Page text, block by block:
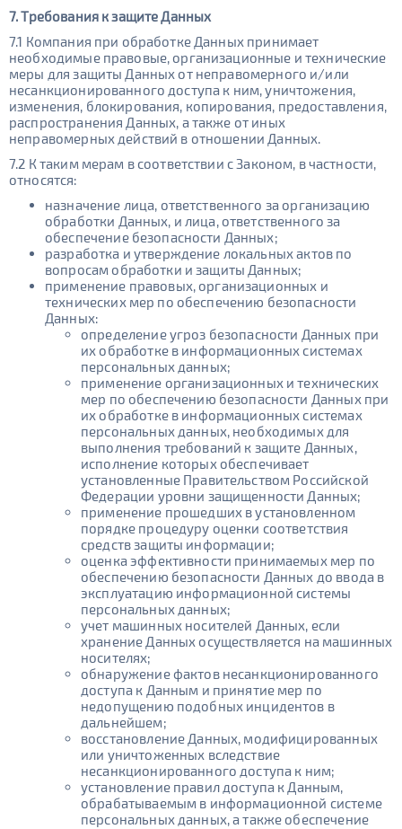
7. Требования к защите Данных
7.1 Компания при обработке Данных принимает
необходимые правовые, организационные и технические
меры для защиты Данных от неправомерного и/или
несанкционированного доступа к ним, уничтожения,
изменения, блокирования, копирования, предоставления,
распространения Данных, а также от иных
неправомерных действий в отношении Данных.
7.2 К таким мерам в соответствии с Законом, в частности,
относятся:
назначение лица, ответственного за организацию
обработки Данных, и лица, ответственного за
обеспечение безопасности Данных;
разработка и утверждение локальных актов по
вопросам обработки и защиты Данных;
применение правовых, организационных и
технических мер по обеспечению безопасности
Данных:
определение угроз безопасности Данных при
их обработке в информационных системах
персональных данных;
применение организационных и технических
мер по обеспечению безопасности Данных при
их обработке в информационных системах
персональных данных, необходимых для
выполнения требований к защите Данных,
исполнение которых обеспечивает
установленные Правительством Российской
Федерации уровни защищенности Данных;
применение прошедших в установленном
порядке процедуру оценки соответствия
средств защиты информации;
оценка эффективности принимаемых мер по
обеспечению безопасности Данных до ввода в
эксплуатацию информационной системы
персональных данных;
учет машинных носителей Данных, если
хранение Данных осуществляется на машинных
носителях;
обнаружение фактов несанкционированного
доступа к Данным и принятие мер по
недопущению подобных инцидентов в
дальнейшем;
восстановление Данных, модифицированных
или уничтоженных вследствие
несанкционированного доступа к ним;
установление правил доступа к Данным,
обрабатываемым в информационной системе
персональных данных, а также обеспечение